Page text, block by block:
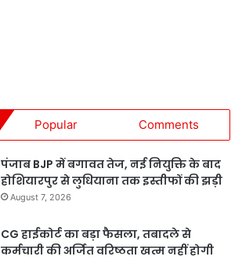
Popular Comments
पंजाब BJP में बगावत तेज, नई नियुक्ति के बाद
होशियारपुर से लुधियाना तक इस्तीफों की झड़ी
August 7, 2026
CG हाईकोर्ट का बड़ा फैसला, तबादले से
कर्मचारी की अर्जित वरिष्ठता खत्म नहीं होगी